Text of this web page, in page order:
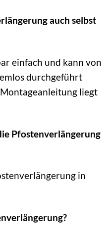
auch selbst
einfach und kann von
durchgeführt
liegt
Pfostenverlängerung
in